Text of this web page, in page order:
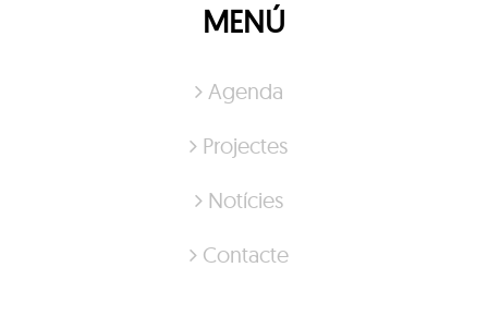
MENÚ
Agenda
Projectes
Notícies
Contacte